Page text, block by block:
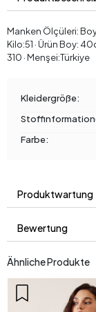
Manken Ölçüleri:
Kilo:51 · Ürün Boy:
310 · Menşei:Türkiye
Kleidergröße:
Farbe:
Produktwartung
Bewertung
Ähnliche Produkte